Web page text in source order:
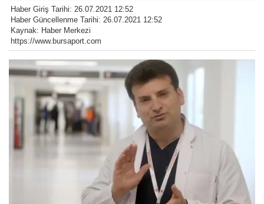
Haber Giriş Tarihi: 26.07.2021 12:52
Haber Güncellenme Tarihi: 26.07.2021 12:52
Kaynak: Haber Merkezi
https://www.bursaport.com